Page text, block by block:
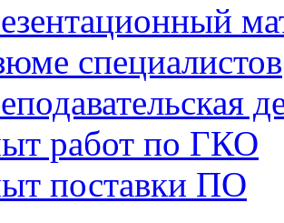
специалистов
работ по ГКО
поставки ПО